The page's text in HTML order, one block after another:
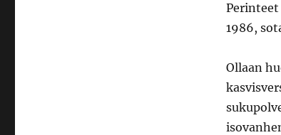
Perinteet
1986,
Ollaan